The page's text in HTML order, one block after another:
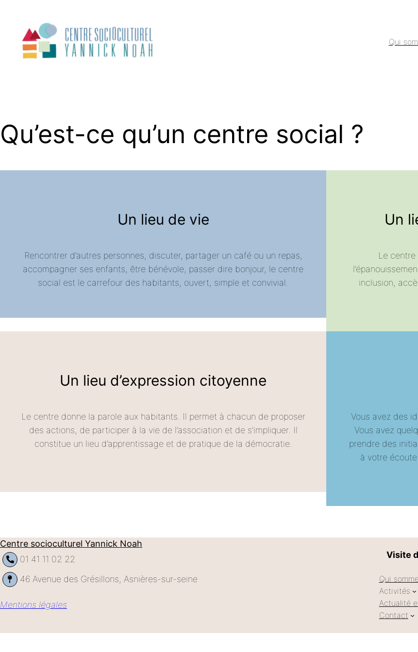
Qui
Qu’est-ce qu’un centre social ?
Un lieu de vie
Rencontrer d’autres personnes, discuter, partager un café ou un repas,
accompagner ses enfants, être bénévole, passer dire bonjour, le centre
social est le carrefour des habitants, ouvert, simple et convivial.
Un
Le
inclusion,
Un lieu d’expression citoyenne
Le centre donne la parole aux habitants. Il permet à chacun de proposer
des actions, de participer à la vie de l’association et de s’impliquer. Il
constitue un lieu d’apprentissage et de pratique de la démocratie.
Vous avez des
Vous avez
prendre des
à votre
Centre socioculturel Yannick Noah
01 41 11 02 22
46 Avenue des Grésillons, Asnières-sur-seine
Mentions légales
Visite
Qui
Activités
Actualité
Contact